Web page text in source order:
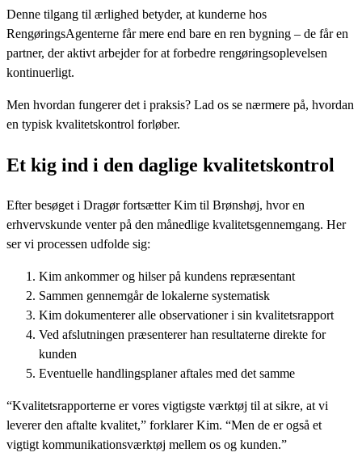
Denne tilgang til ærlighed betyder, at kunderne hos
RengøringsAgenterne får mere end bare en ren bygning – de får en
partner, der aktivt arbejder for at forbedre rengøringsoplevelsen
kontinuerligt.
Men hvordan fungerer det i praksis? Lad os se nærmere på, hvordan
en typisk kvalitetskontrol forløber.
Et kig ind i den daglige kvalitetskontrol
Efter besøget i Dragør fortsætter Kim til Brønshøj, hvor en
erhvervskunde venter på den månedlige kvalitetsgennemgang. Her
ser vi processen udfolde sig:
Kim ankommer og hilser på kundens repræsentant
Sammen gennemgår de lokalerne systematisk
Kim dokumenterer alle observationer i sin kvalitetsrapport
Ved afslutningen præsenterer han resultaterne direkte for
kunden
Eventuelle handlingsplaner aftales med det samme
“Kvalitetsrapporterne er vores vigtigste værktøj til at sikre, at vi
leverer den aftalte kvalitet,” forklarer Kim. “Men de er også et
vigtigt kommunikationsværktøj mellem os og kunden.”